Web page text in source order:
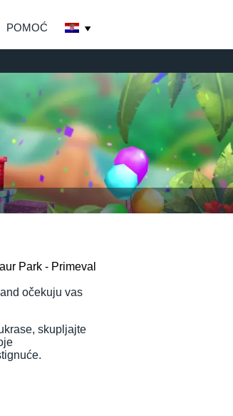
POMOĆ
Park - Primeval
očekuju vas
skupljajte